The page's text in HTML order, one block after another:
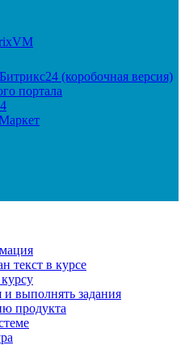
(коробочная версия)
портала
текст в курсе
и выполнять задания
продукта